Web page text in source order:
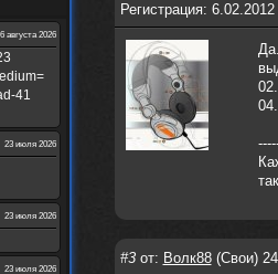
6 августа 2026
41
23 июля 2026
23 июля 2026
23 июля 2026
Регистрация:
#3от: Волк88(Свои) 24